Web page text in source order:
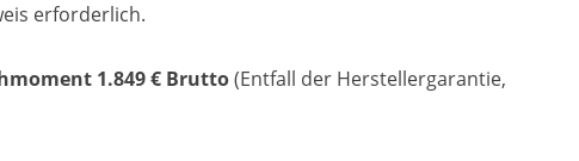
erforderlich.
1.849 € Brutto(Entfall der Herstellergarantie,